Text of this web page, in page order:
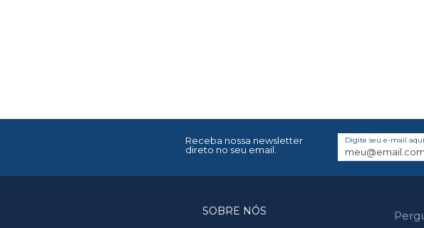
Receba nossa newsletter
direto no seu email.
Digite seu e-mail aqui
SOBRE NÓS